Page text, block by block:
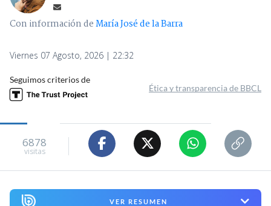
Con información deMaría José de la Barra
Viernes 07 Agosto, 2026 | 22:32
Seguimos criterios de
Ética y transparencia de BBCL
6878
visitas
VER RESUMEN